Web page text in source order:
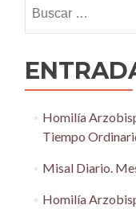
Homilía
Tiempo
Misal Diario.
Homilía